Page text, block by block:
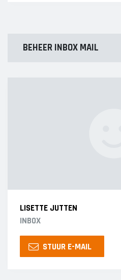
BEHEER INBOX MAIL
LISETTE JUTTEN
INBOX
STUUR E-MAIL